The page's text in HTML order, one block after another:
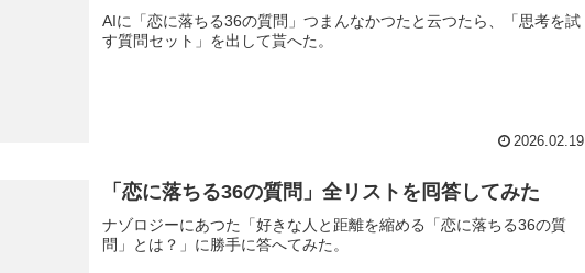
AIに「恋に落ちる36の質問」つまんなかつたと云つたら、「思考を試
す質問セット」を出して貰へた。
2026.02.19
「恋に落ちる36の質問」全リストを囘答してみた
ナゾロジーにあつた「好きな人と距離を縮める「恋に落ちる36の質
問」とは？」に勝手に答へてみた。